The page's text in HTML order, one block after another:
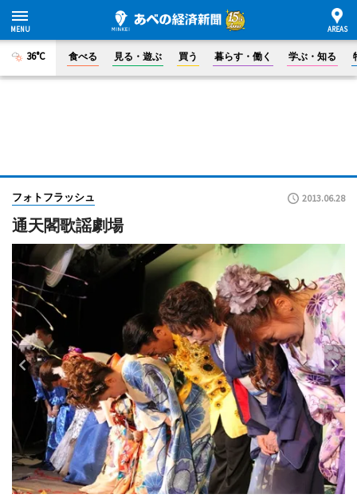
36°C 食べる 見る・遊ぶ 買う 暮らす・働く 学ぶ・知る
フォトフラッシュ 2013.06.28
通天閣歌謡劇場